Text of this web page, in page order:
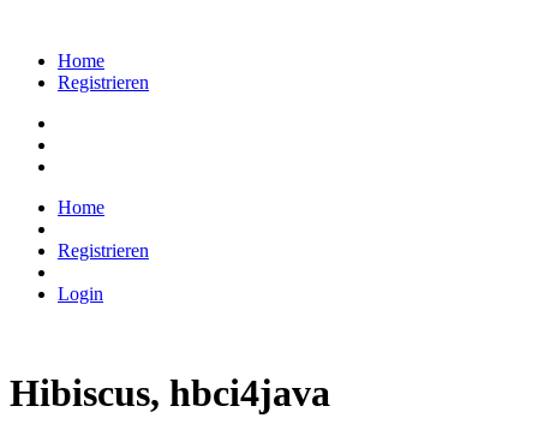
Home
Registrieren
Home
Registrieren
Login
Hibiscus, hbci4java